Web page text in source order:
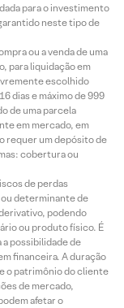
para o investimento
neste tipo de
ou a venda de uma
para liquidação em
escolhido
dias e máximo de 999
de uma parcela
em mercado, em
requer um depósito de
cobertura ou
de perdas
determinante de
podendo
ou produto físico. É
possibilidade de
financeira. A duração
o patrimônio do cliente
de mercado,
afetar o